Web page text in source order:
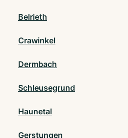
Belrieth
Crawinkel
Dermbach
Schleusegrund
Haunetal
Gerstungen